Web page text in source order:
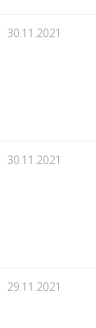
30.11.2021
30.11.2021
29.11.2021